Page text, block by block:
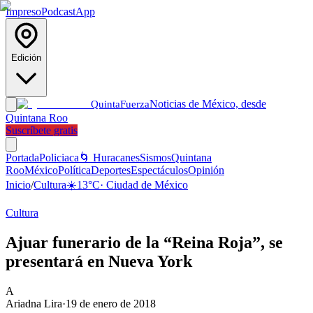
ImpresoPodcastApp
Edición
QuintaFuerzaNoticias de México, desde
Quintana Roo
Suscríbete gratis
PortadaPoliciaca 🌀 HuracanesSismosQuintana
RooMéxicoPolíticaDeportesEspectáculosOpinión
Inicio/Cultura☀️13°C· Ciudad de México
Cultura
Ajuar funerario de la “Reina Roja”, se
presentará en Nueva York
A
Ariadna Lira·19 de enero de 2018